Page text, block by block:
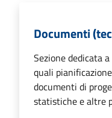
Documenti
Sezione dedicata
quali
documenti di
statistiche e altre